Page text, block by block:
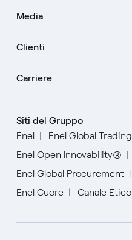
Media
Clienti
Carriere
Siti del Gruppo
Enel
Enel Global Trading
Enel Open Innovability®
Enel Global Procurement
Enel Cuore
Canale Etico